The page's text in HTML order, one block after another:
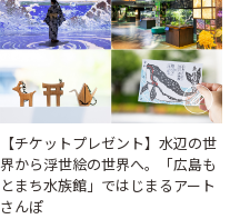
【チケットプレゼント】水辺の世
界から浮世絵の世界へ。「広島も
とまち水族館」ではじまるアート
さんぽ